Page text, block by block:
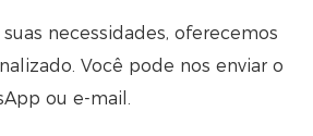
necessidades, oferecemos
Você pode nos enviar o
ou e-mail.